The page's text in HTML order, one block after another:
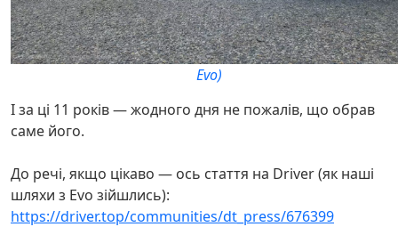
Evo)
І за ці 11 років — жодного дня не пожалів, що обрав
саме його.
До речі, якщо цікаво — ось стаття на Driver (як наші
шляхи з Evo зійшлись):
https://driver.top/communities/dt_press/676399